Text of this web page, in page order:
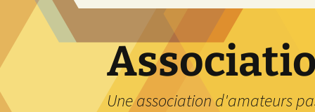
contenu
Une association d'amateurs